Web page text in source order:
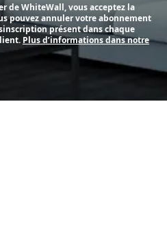
de WhiteWall, vous acceptez la
pouvez annuler votre abonnement
présent dans chaque
Plus d’informations dans notre